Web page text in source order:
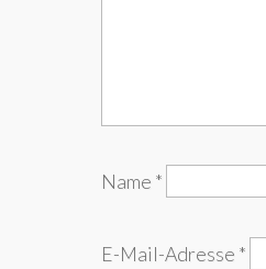
Name *
E-Mail-Adresse *